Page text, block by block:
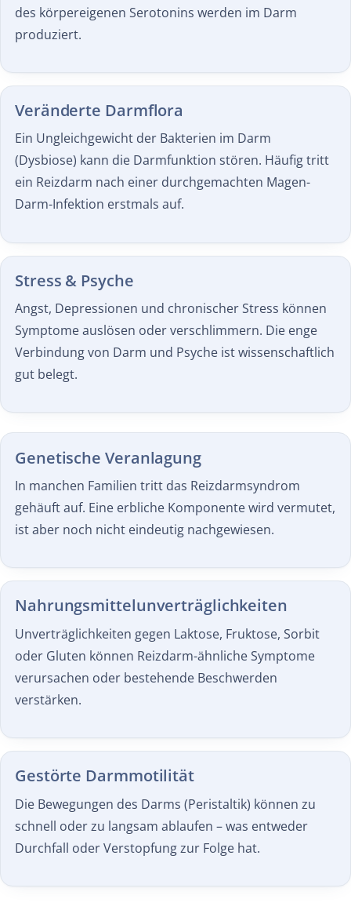
des körpereigenen Serotonins werden im Darm
produziert.
Veränderte Darmflora
Ein Ungleichgewicht der Bakterien im Darm
(Dysbiose) kann die Darmfunktion stören. Häufig tritt
ein Reizdarm nach einer durchgemachten Magen-
Darm-Infektion erstmals auf.
Stress & Psyche
Angst, Depressionen und chronischer Stress können
Symptome auslösen oder verschlimmern. Die enge
Verbindung von Darm und Psyche ist wissenschaftlich
gut belegt.
Genetische Veranlagung
In manchen Familien tritt das Reizdarmsyndrom
gehäuft auf. Eine erbliche Komponente wird vermutet,
ist aber noch nicht eindeutig nachgewiesen.
Nahrungs­mittel­unverträglichkeiten
Unverträglichkeiten gegen Laktose, Fruktose, Sorbit
oder Gluten können Reizdarm-ähnliche Symptome
verursachen oder bestehende Beschwerden
verstärken.
Gestörte Darmmotilität
Die Bewegungen des Darms (Peristaltik) können zu
schnell oder zu langsam ablaufen – was entweder
Durchfall oder Verstopfung zur Folge hat.